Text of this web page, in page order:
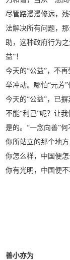
尽管路漫漫修远，
法解决所有问题，
助，这种政府行为
益”！
今天的“公益”，不
举冲动。哪怕“元芳
今天的“公益”，已
不能“利己”呢？让
是的。“一念向善”
你所站立的那个地方
你怎么样，中国便
你有光明，中
善小亦为